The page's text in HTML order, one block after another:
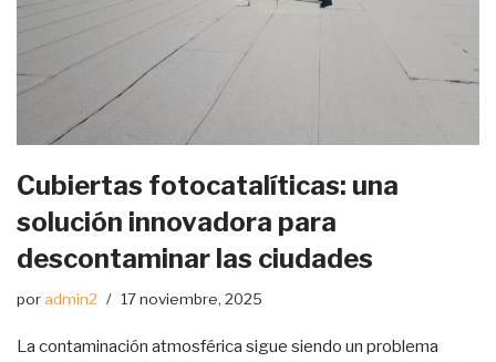
Cubiertas fotocatalíticas: una
solución innovadora para
descontaminar las ciudades
por admin2 17 noviembre, 2025
La contaminación atmosférica sigue siendo un problema